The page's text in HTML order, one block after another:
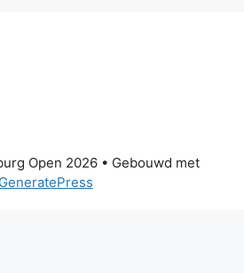
Open 2026• Gebouwd met
GeneratePress